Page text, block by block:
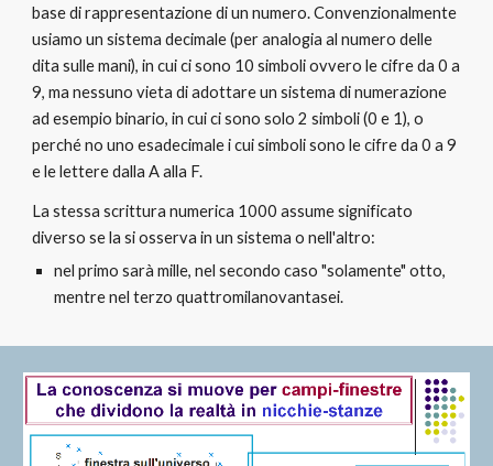
base di rappresentazione di un numero. Convenzionalmente
usiamo un sistema decimale (per analogia al numero delle
dita sulle mani), in cui ci sono 10 simboli ovvero le cifre da 0 a
9, ma nessuno vieta di adottare un sistema di numerazione
ad esempio binario, in cui ci sono solo 2 simboli (0 e 1), o
perché no uno esadecimale i cui simboli sono le cifre da 0 a 9
e le lettere dalla A alla F.
La stessa scrittura numerica 1000 assume significato
diverso se la si osserva in un sistema o nell'altro:
nel primo sarà mille, nel secondo caso "solamente" otto,
mentre nel terzo quattromilanovantasei.